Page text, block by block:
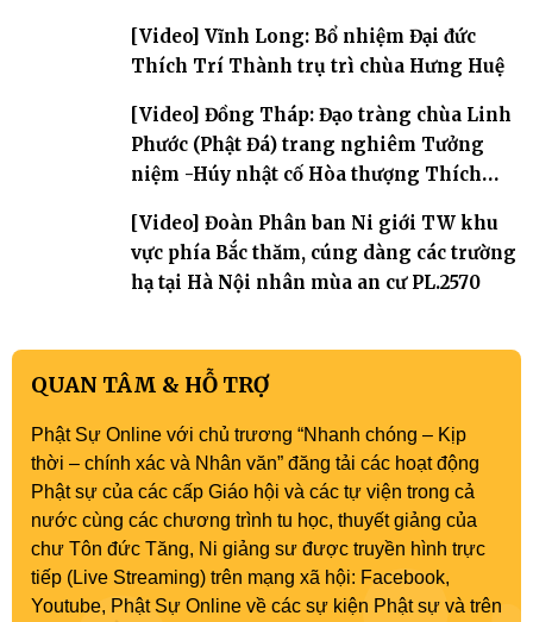
[Video] Vĩnh Long: Bổ nhiệm Đại đức
Thích Trí Thành trụ trì chùa Hưng Huệ
[Video] Đồng Tháp: Đạo tràng chùa Linh
Phước (Phật Đá) trang nghiêm Tưởng
niệm -Húy nhật cố Hòa thượng Thích
[Video] Đoàn Phân ban Ni giới TW khu
vực phía Bắc thăm, cúng dàng các trường
hạ tại Hà Nội nhân mùa an cư PL.2570
QUAN TÂM & HỖ TRỢ
Phật Sự Online với chủ trương “Nhanh chóng – Kịp
thời – chính xác và Nhân văn” đăng tải các hoạt động
Phật sự của các cấp Giáo hội và các tự viện trong cả
nước cùng các chương trình tu học, thuyết giảng của
chư Tôn đức Tăng, Ni giảng sư được truyền hình trực
tiếp (Live Streaming) trên mạng xã hội: Facebook,
Youtube, Phật Sự Online về các sự kiện Phật sự và trên